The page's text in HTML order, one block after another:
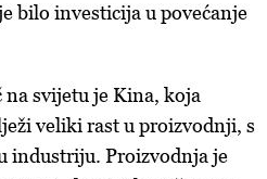
bilo investicija u povećanje
svijetu je Kina, koja
veliki rast u proizvodnji, s
industriju. Proizvodnja je